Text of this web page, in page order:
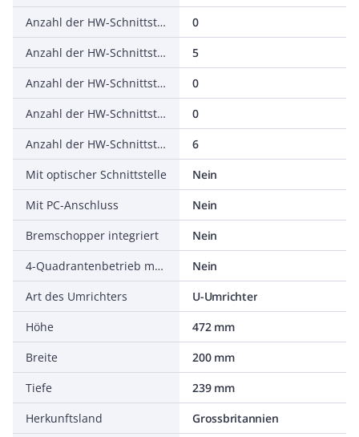
Anzahl der HW-Schnittstellen seriell RS-485
0
Anzahl der HW-Schnittstellen seriell TTY
5
Anzahl der HW-Schnittstellen USB
0
Anzahl der HW-Schnittstellen parallel
0
Anzahl der HW-Schnittstellen sonstige
6
Mit optischer Schnittstelle
Nein
Mit PC-Anschluss
Nein
Bremschopper integriert
Nein
4-Quadrantenbetrieb möglich
Nein
Art des Umrichters
U-Umrichter
Höhe
472 mm
Breite
200 mm
Tiefe
239 mm
Herkunftsland
Grossbritannien